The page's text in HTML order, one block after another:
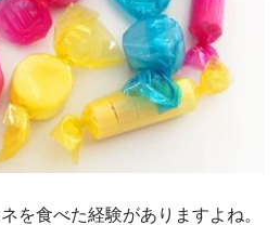
を食べた経験がありますよね。